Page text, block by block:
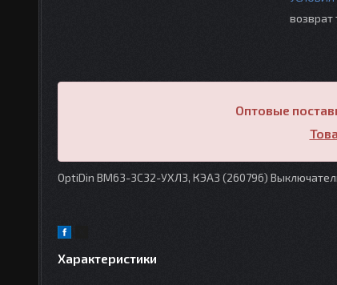
возврат
Оптовые
OptiDin BM63-3C32-УХЛ3, КЭАЗ (260796)
Характеристики